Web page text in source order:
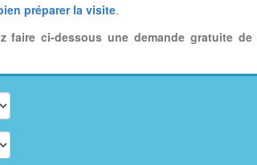
préparer la visite.
ci-dessous une demande gratuite